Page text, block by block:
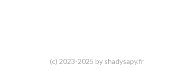
(c) 2023-2025 by shadysapy.fr